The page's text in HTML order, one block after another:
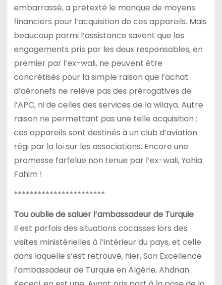
embarrassé, a prétexté le manque de moyens
financiers pour l’acquisition de ces appareils. Mais
beaucoup parmi l’assistance savent que les
engagements pris par les deux responsables, en
premier par l’ex-wali, ne peuvent être
concrétisés pour la simple raison que l’achat
d’aéronefs ne relève pas des prérogatives de
l’APC, ni de celles des services de la wilaya. Autre
raison ne permettant pas une telle acquisition :
ces appareils sont destinés à un club d’aviation
régi par la loi sur les associations. Encore une
promesse farfelue non tenue par l’ex-wali, Yahia
Fahim !
***********************
Tou oublie de saluer l’ambassadeur de Turquie
Il est parfois des situations cocasses lors des
visites ministérielles à l’intérieur du pays, et celle
dans laquelle s’est retrouvé, hier, Son Excellence
l’ambassadeur de Turquie en Algérie, Ahdnan